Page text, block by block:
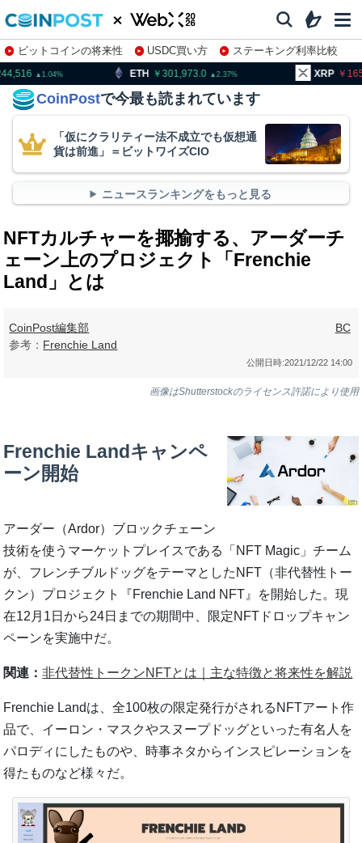
ビットコインの将来性 USDC買い方
ステーキング利率比較
株特集・関連銘柄
ETH 301,973.0 XRP 165.78
CoinPostで今最も読まれています
「仮にクラリティー法不成立でも仮想通
貨は前進」＝ビットワイズCIO
ニュースランキングをもっと見る
NFTカルチャーを揶揄する、アーダーチ
ェーン上のプロジェクト「Frenchie
Land」とは
CoinPost編集部
参考： Frenchie Land
BC
公開日時:2021/12/22 14:00
画像はShutterstockのライセンス許諾により使用
Frenchie Landキャンペ
ーン開始
アーダー（Ardor）ブロックチェーン
技術を使うマーケットプレイスである「NFT Magic」チーム
が、フレンチブルドッグをテーマとしたNFT（非代替性トー
クン）プロジェクト『Frenchie Land NFT』を開始した。現
在12月1日から24日までの期間中、限定NFTドロップキャン
ペーンを実施中だ。
関連：非代替性トークンNFTとは｜主な特徴と将来性を解説
Frenchie Landは、全100枚の限定発行がされるNFTアート作
品で、イーロン・マスクやスヌープドッグといった有名人を
パロディにしたものや、時事ネタからインスピレーションを
得たものなど様々だ。